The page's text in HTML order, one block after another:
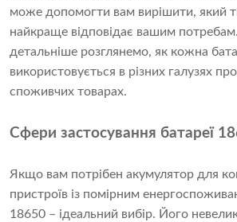
може допомогти вам вирішити, який
найкраще відповідає вашим
детальніше розглянемо, як кожна
використовується в різних галузях
споживчих товарах.
Сфери застосування батареї
Якщо вам потрібен акумулятор для
пристроїв із помірним
18650 – ідеальний вибір. Його